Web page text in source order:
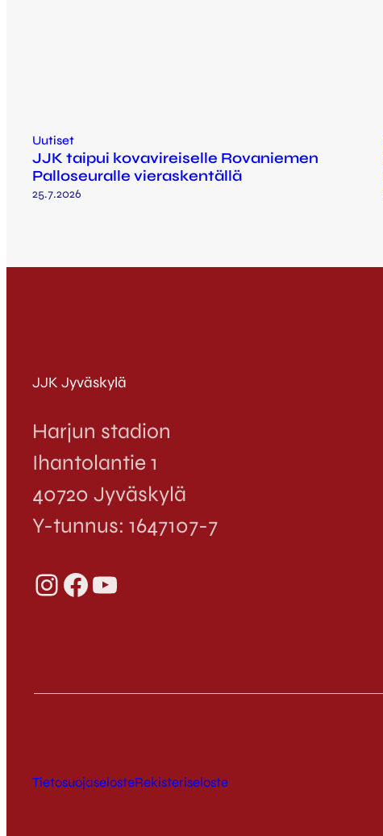
Uutiset
JJK taipui kovavireiselle Rovaniemen
Palloseuralle vieraskentällä
25.7.2026
JJK Jyväskylä
Harjun stadion
Ihantolantie 1
40720 Jyväskylä
Y-tunnus: 1647107-7
InstagramFacebook YouTube
TietosuojaselosteRekisteriseloste